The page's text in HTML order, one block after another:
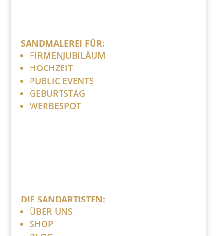
SANDMALEREI FÜR:
FIRMENJUBILÄUM
HOCHZEIT
PUBLIC EVENTS
GEBURTSTAG
WERBESPOT
DIE SANDARTISTEN:
ÜBER UNS
SHOP